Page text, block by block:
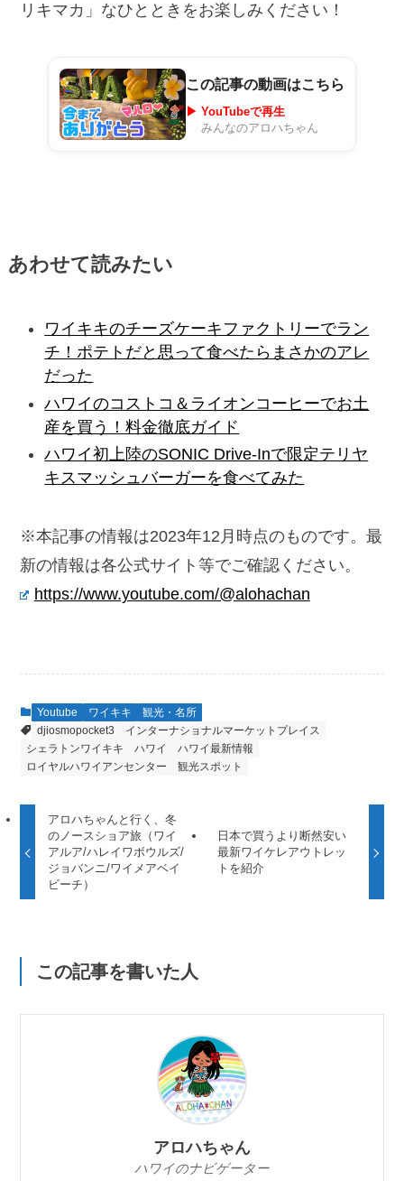
リキマカ」なひとときをお楽しみください！
この記事の動画はこちら
▶ YouTubeで再生
みんなのアロハちゃん
あわせて読みたい
ワイキキのチーズケーキファクトリーでラン
チ！ポテトだと思って食べたらまさかのアレ
だった
ハワイのコストコ＆ライオンコーヒーでお土
産を買う！料金徹底ガイド
ハワイ初上陸のSONIC Drive-Inで限定テリヤ
キスマッシュバーガーを食べてみた
※本記事の情報は2023年12月時点のものです。最
新の情報は各公式サイト等でご確認ください。
https://www.youtube.com/@alohachan
Youtube ワイキキ
観光・名所
djiosmopocket3
インターナショナルマーケットプレイス
シェラトンワイキキ
ハワイ
ハワイ最新情報
ロイヤルハワイアンセンター
観光スポット
アロハちゃんと行く、冬
のノースショア旅（ワイ
アルア/ハレイワボウルズ/
ジョバンニ/ワイメアベイ
ビーチ）
日本で買うより断然安い
最新ワイケレアウトレッ
トを紹介
この記事を書いた人
アロハちゃん
ハワイのナビゲーター